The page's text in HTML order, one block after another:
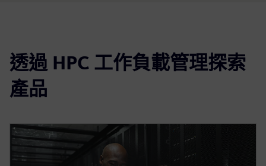
透過 HPC 工作負載管理探索
產品